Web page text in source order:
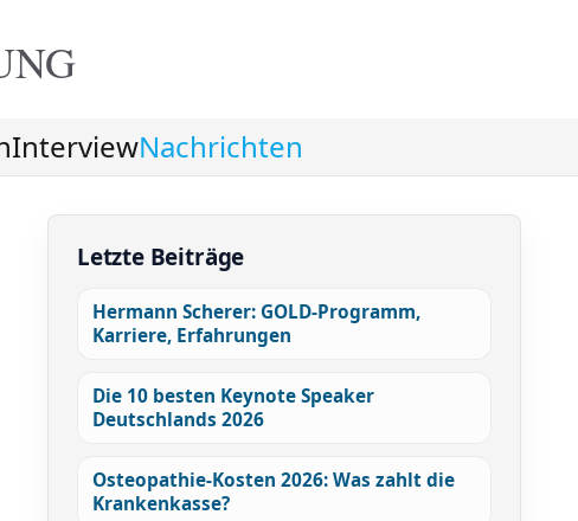
InterviewNachrichten
Letzte Beiträge
Hermann Scherer: GOLD-Programm,
Karriere, Erfahrungen
Die 10 besten Keynote Speaker
Deutschlands 2026
Osteopathie-Kosten 2026: Was zahlt die
Krankenkasse?